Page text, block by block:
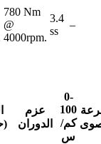
780 Nm
@
4000rpm.
3.4
ss
–
عزم
الدوران
0-
100
كم/
س